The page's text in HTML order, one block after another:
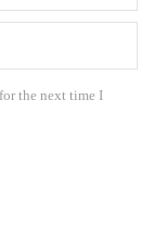
the next time I